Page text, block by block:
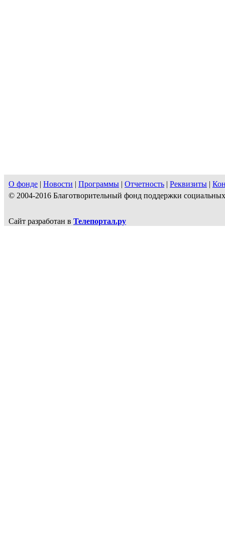
О фонде | Новости | Программы | Отчетность | Реквизиты |
© 2004-2016 Благотворительный фонд поддержки
Сайт разработан в Телепортал.ру